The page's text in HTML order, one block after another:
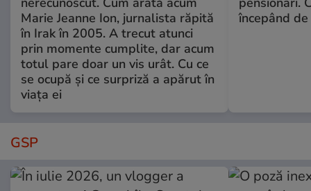
Marie Jeanne Ion, jurnalista răpită
în Irak în 2005. A trecut atunci
prin momente cumplite, dar acum
totul pare doar un vis urât. Cu ce
se ocupă și ce surpriză a apărut în
viața ei
începând
GSP